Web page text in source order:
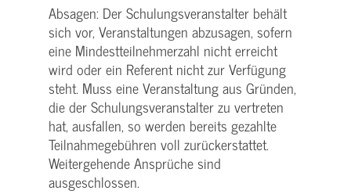
Absagen: Der Schulungs­veranstalter behält
sich vor, Veranstaltungen abzusagen, sofern
eine Mindest­teilnehmerzahl nicht erreicht
wird oder ein Referent nicht zur Verfügung
steht. Muss eine Veranstaltung aus Gründen,
die der Schulungs­veranstalter zu vertreten
hat, ausfallen, so werden bereits gezahlte
Teilnahme­gebühren voll zurückerstattet.
Weitergehende Ansprüche sind
ausgeschlossen.